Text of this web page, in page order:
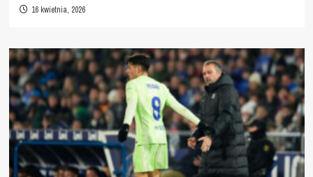
16 kwietnia, 2026